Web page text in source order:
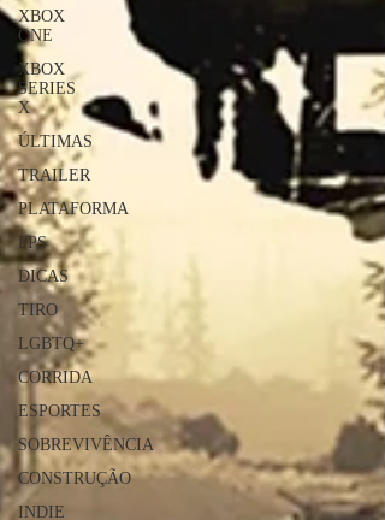
XBOX
ONE
XBOX
SERIES
X
ÚLTIMAS
TRAILER
PLATAFORMA
FPS
DICAS
TIRO
LGBTQ+
CORRIDA
ESPORTES
SOBREVIVÊNCIA
CONSTRUÇÃO
INDIE